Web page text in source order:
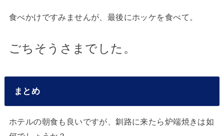
食べかけですみませんが、最後にホッケを食べて。
ごちそうさまでした。
まとめ
ホテルの朝食も良いですが、釧路に来たら炉端焼きは如